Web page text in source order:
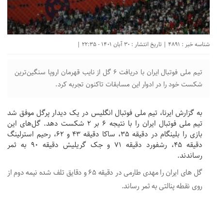
شناسه خبر : 4891 | تاریخ انتشار : 30 آبان 1401 - 22:35 |
تیم ملی فوتبال ایران با دریافت ۶ گل از نایب قهرمان اروپا سنگین‌ترین
شکست خود را در ادوار این مسابقات تاکنون تجربه کرد.
به گزارش ایرنا، تیم ملی فوتبال انگلیس در یک دیدار پرگل موفق شد
تیم ملی فوتبال ایران را با نتیجه ۶ بر ۲ شکست دهد. گل‌های این
بازی را بلینگام در دقیقه ۳۵، ساکا دقیقه ۴۳ و ۶۲، رحیم استرلینگ
دقیقه ۴۵، رشفورد دقیقه ۷۱ و جک گریلیش دقیقه ۹۰ به ثمر
رساندند.
گل های ایران را مهدی طارمی در دقیقه ۶۵ و دقایق تلف شده نیمه دوم از
روی نقطه پنالتی به ثمر رساند.